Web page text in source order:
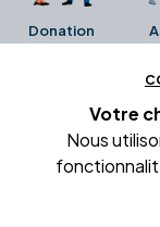
Donation
Ces avis
Business de
Votre
Nous